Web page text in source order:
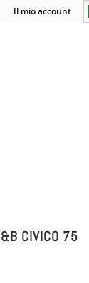
Il mio account
CIVICO 75